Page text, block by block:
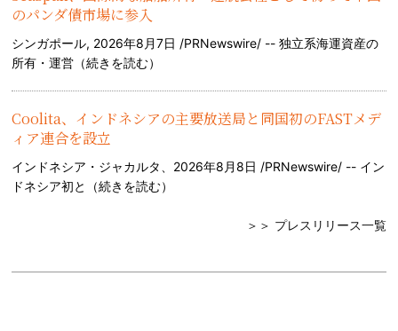
のパンダ債市場に参入
シンガポール, 2026年8月7日 /PRNewswire/ -- 独立系海運資産の
所有・運営（続きを読む）
Coolita、インドネシアの主要放送局と同国初のFASTメデ
ィア連合を設立
インドネシア・ジャカルタ、2026年8月8日 /PRNewswire/ -- イン
ドネシア初と（続きを読む）
＞＞ プレスリリース一覧